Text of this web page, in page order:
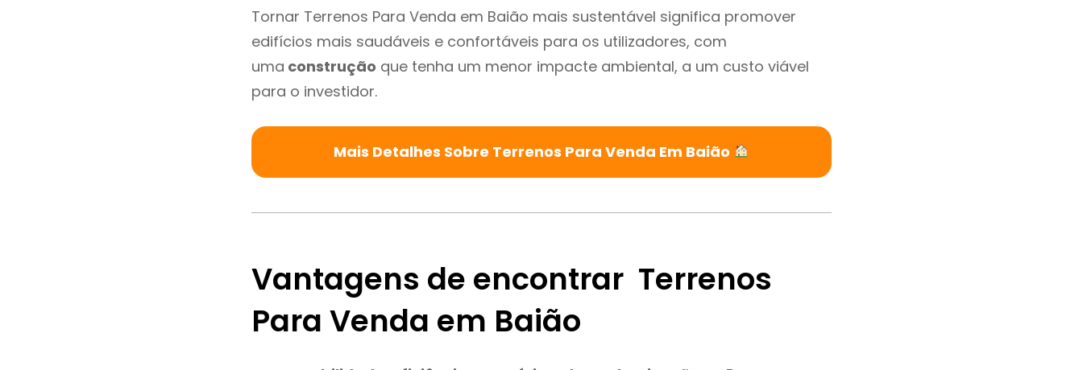
Tornar Terrenos Para Venda em Baião mais sustentável significa promover
edifícios mais saudáveis e confortáveis para os utilizadores, com
uma construção que tenha um menor impacte ambiental, a um custo viável
para o investidor.
Mais Detalhes Sobre Terrenos Para Venda Em Baião
Vantagens de encontrar Terrenos
Para Venda em Baião